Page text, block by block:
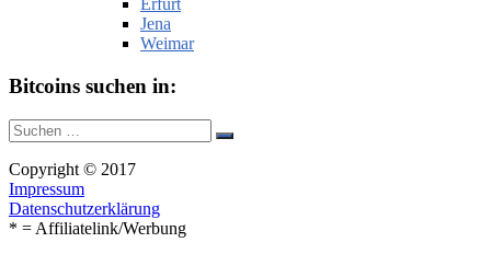
Erfurt
Jena
Weimar
Bitcoins suchen in:
Suche
nach:
Suchen
Copyright © 2017
Impressum
Datenschutzerklärung
* = Affiliatelink/Werbung